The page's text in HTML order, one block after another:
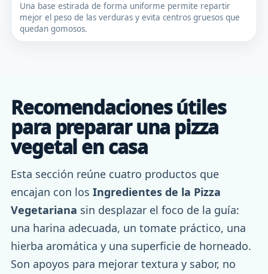
Una base estirada de forma uniforme permite repartir
mejor el peso de las verduras y evita centros gruesos que
quedan gomosos.
Recomendaciones útiles
para preparar una pizza
vegetal en casa
Esta sección reúne cuatro productos que
encajan con los Ingredientes de la Pizza
Vegetariana sin desplazar el foco de la guía:
una harina adecuada, un tomate práctico, una
hierba aromática y una superficie de horneado.
Son apoyos para mejorar textura y sabor, no